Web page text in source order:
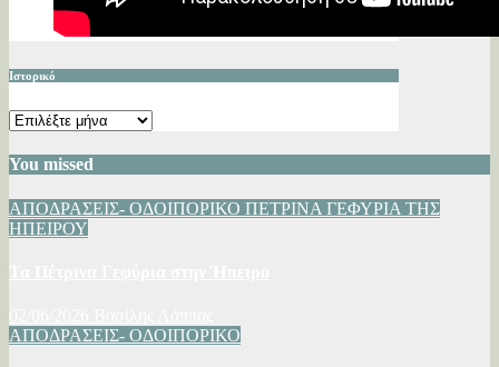
Ιστορικό
Ιστορικό
You missed
ΑΠΟΔΡΑΣΕΙΣ- ΟΔΟΙΠΟΡΙΚΟ ΠΕΤΡΙΝΑ ΓΕΦΥΡΙΑ ΤΗΣ
ΗΠΕΙΡΟΥ
ΑΠΟΔΡΑΣΕΙΣ- ΟΔΟΙΠΟΡΙΚΟ